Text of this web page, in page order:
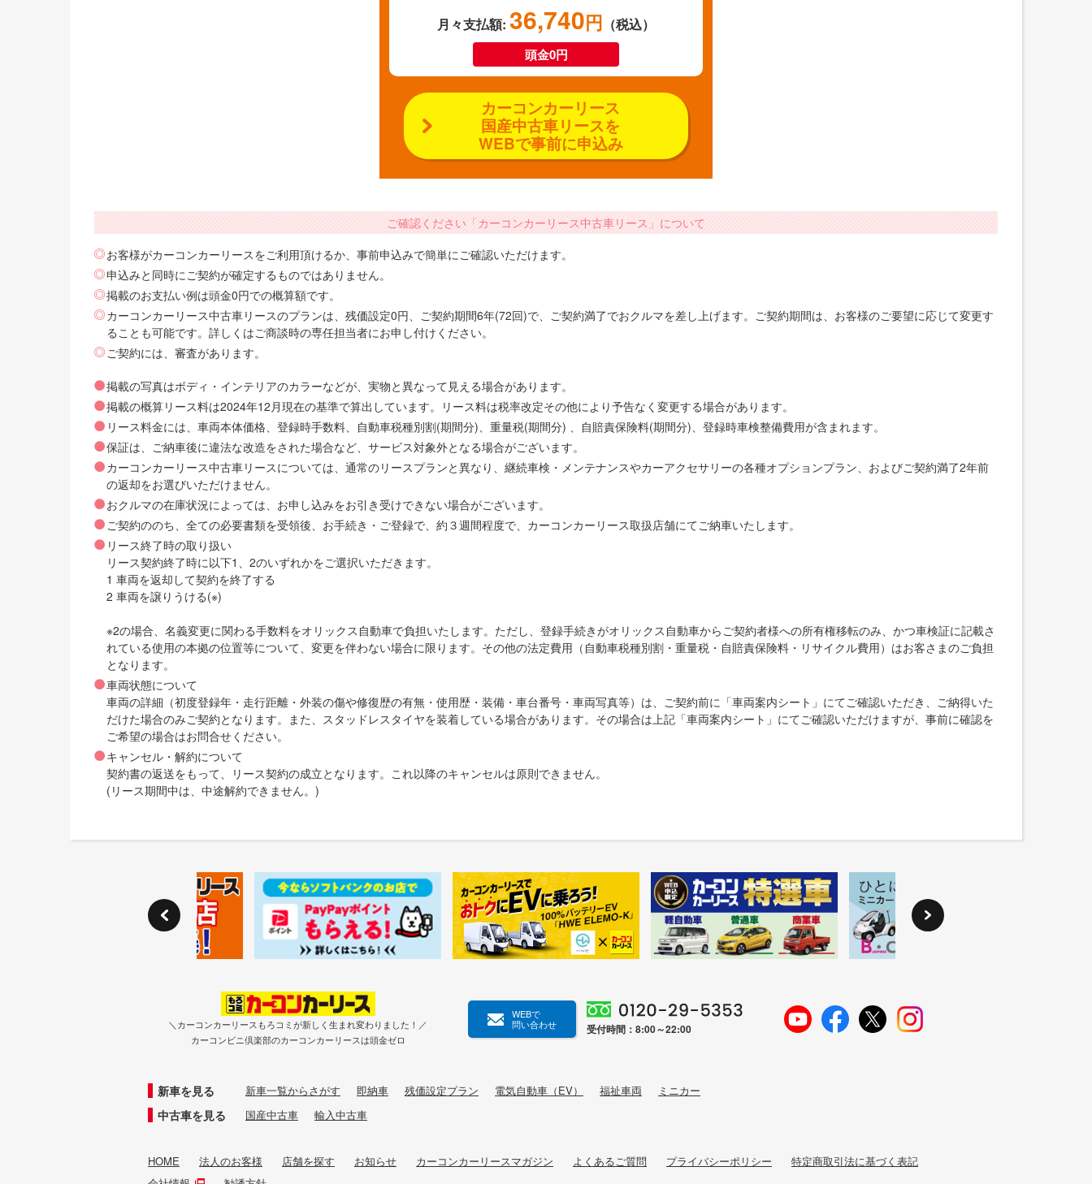
月々支払額: 36,740円 （税込）
頭金0円
カーコンカーリース
国産中古車リースを
WEBで事前に申込み
ご確認ください「カーコンカーリース中古車リース」について
お客様がカーコンカーリースをご利用頂けるか、事前申込みで簡単にご確認いただけます。
申込みと同時にご契約が確定するものではありません。
掲載のお支払い例は頭金0円での概算額です。
カーコンカーリース中古車リースのプランは、残価設定0円、ご契約期間6年(72回)で、ご契約満了でおクルマを差し上げます。ご契約期間は、お客様のご要望に応じて変更す
ることも可能です。詳しくはご商談時の専任担当者にお申し付けください。
ご契約には、審査があります。
掲載の写真はボディ・インテリアのカラーなどが、実物と異なって見える場合があります。
掲載の概算リース料は2024年12月現在の基準で算出しています。リース料は税率改定その他により予告なく変更する場合があります。
リース料金には、車両本体価格、登録時手数料、自動車税種別割(期間分)、重量税(期間分) 、自賠責保険料(期間分)、登録時車検整備費用が含まれます。
保証は、ご納車後に違法な改造をされた場合など、サービス対象外となる場合がございます。
カーコンカーリース中古車リースについては、通常のリースプランと異なり、継続車検・メンテナンスやカーアクセサリーの各種オプションプラン、およびご契約満了2年前
の返却をお選びいただけません。
おクルマの在庫状況によっては、お申し込みをお引き受けできない場合がございます。
ご契約ののち、全ての必要書類を受領後、お手続き・ご登録で、約３週間程度で、カーコンカーリース取扱店舗にてご納車いたします。
リース終了時の取り扱い
リース契約終了時に以下1、2のいずれかをご選択いただきます。
1 車両を返却して契約を終了する
2 車両を譲りうける(※)
※2の場合、名義変更に関わる手数料をオリックス自動車で負担いたします。ただし、登録手続きがオリックス自動車からご契約者様への所有権移転のみ、かつ車検証に記載さ
れている使用の本拠の位置等について、変更を伴わない場合に限ります。その他の法定費用（自動車税種別割・重量税・自賠責保険料・リサイクル費用）はお客さまのご負担
となります。
車両状態について
車両の詳細（初度登録年・走行距離・外装の傷や修復歴の有無・使用歴・装備・車台番号・車両写真等）は、ご契約前に「車両案内シート」にてご確認いただき、ご納得いた
だけた場合のみご契約となります。また、スタッドレスタイヤを装着している場合があります。その場合は上記「車両案内シート」にてご確認いただけますが、事前に確認を
ご希望の場合はお問合せください。
キャンセル・解約について
契約書の返送をもって、リース契約の成立となります。これ以降のキャンセルは原則できません。
(リース期間中は、中途解約できません。)
＼カーコンカーリースもろコミが新しく生まれ変わりました！／
カーコンビニ倶楽部のカーコンカーリースは頭金ゼロ
WEBで
問い合わせ
受付時間：8:00～22:00
新車を見る 新車一覧からさがす 即納車 残価設定プラン 電気自動車（EV） 福祉車両 ミニカー
中古車を見る 国産中古車 輸入中古車
HOME 法人のお客様 店舗を探す お知らせ カーコンカーリースマガジン よくあるご質問 プライバシーポリシー
特定商取引法に基づく表記